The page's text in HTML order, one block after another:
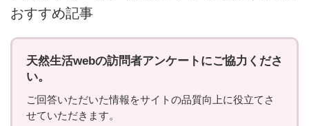
おすすめ記事